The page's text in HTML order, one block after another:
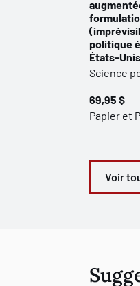
politique
États-
Science
69,95 $
Papier et
Voir